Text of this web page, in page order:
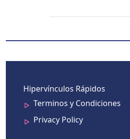
Hipervínculos Rápidos
Terminos y Condiciones
Privacy Policy